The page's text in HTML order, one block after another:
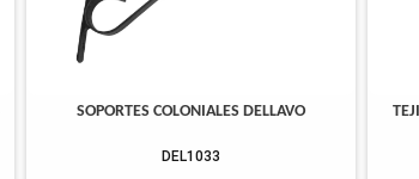
SOPORTES COLONIALES DELLAVO
DEL1033